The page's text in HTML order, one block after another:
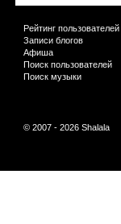
Рейтинг пользователей
Записи блогов
Афиша
Поиск пользователей
Поиск музыки
© 2007 - 2026 Shalala